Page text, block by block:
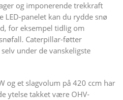
og imponerende trekkraft
panelet kan du rydde snø
for eksempel tidlig om
Caterpillar-føtter
under de vanskeligste
og et slagvolum på 420 ccm har
ytelse takket være OHV-